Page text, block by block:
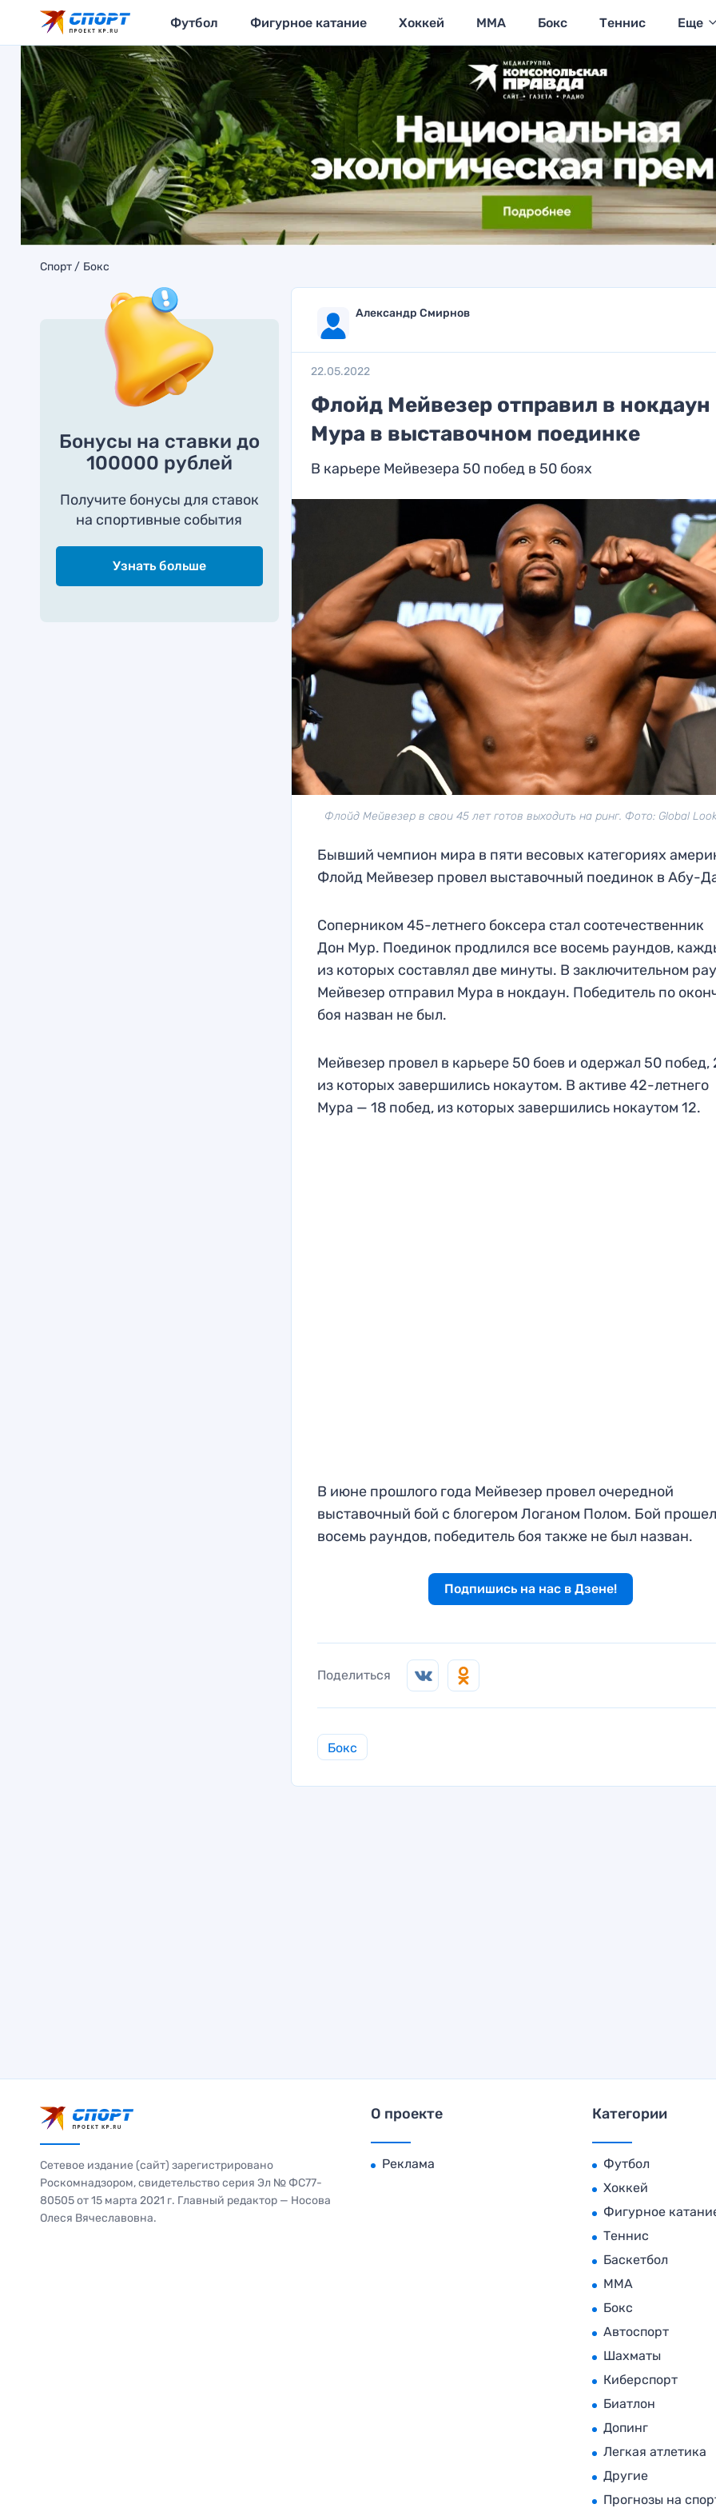
Футбол Фигурное катание Хоккей MMA Бокс Теннис Еще
Спорт Бокс
Бонусы на ставки до
100000 рублей
Получите бонусы для ставок
на спортивные события
Узнать больше
Александр Смирнов
22.05.2022
Флойд Мейвезер отправил в нокдаун
Мура в выставочном поединке
В карьере Мейвезера 50 побед в 50 боях
Флойд Мейвезер в свои 45 лет готов выходить на ринг. Фото: Global
Бывший чемпион мира в пяти весовых категориях
Флойд Мейвезер провел выставочный поединок в Абу-
Соперником 45-летнего боксера стал соотечественник
Дон Мур. Поединок продлился все восемь раундов,
из которых составлял две минуты. В заключительном
Мейвезер отправил Мура в нокдаун. Победитель по
боя назван не был.
Мейвезер провел в карьере 50 боев и одержал 50 побед,
из которых завершились нокаутом. В активе 42-летнего
Мура — 18 побед, из которых завершились нокаутом 12.
В июне прошлого года Мейвезер провел очередной
выставочный бой с блогером Логаном Полом. Бой
восемь раундов, победитель боя также не был назван.
Подпишись на нас в Дзене!
Поделиться
Бокс
Сетевое издание (сайт) зарегистрировано
Роскомнадзором, свидетельство серия Эл № ФС77-
80505 от 15 марта 2021 г. Главный редактор — Носова
Олеся Вячеславовна.
О проекте
Реклама
Категории
Футбол
Хоккей
Фигурное
Теннис
Баскетбол
MMA
Бокс
Автоспорт
Шахматы
Киберспорт
Биатлон
Допинг
Легкая атлетика
Другие
Прогнозы на